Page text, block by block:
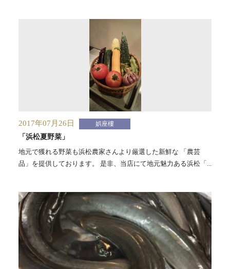
2017年07月26日 娯座樓
「浜松夏野菜」
地元で獲れる野菜も浜松農家さんより厳選した新鮮な 「農芸
品」を提供しております。 是非、当店にて地元魅力ある浜松「...